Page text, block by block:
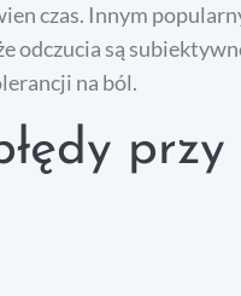
czas. Innym
odczucia są
na ból.